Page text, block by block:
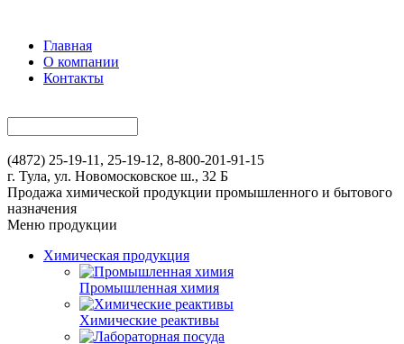
Главная
О компании
Контакты
(4872) 25-19-11, 25-19-12, 8-800-201-91-15
г. Тула, ул. Новомосковское ш., 32 Б
Продажа химической продукции промышленного и бытового
назначения
Меню продукции
Химическая продукция
Промышленная химия
Химические реактивы